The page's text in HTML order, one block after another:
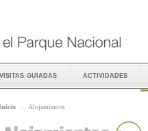
visitas guiadas actividades
:: Alojamientos